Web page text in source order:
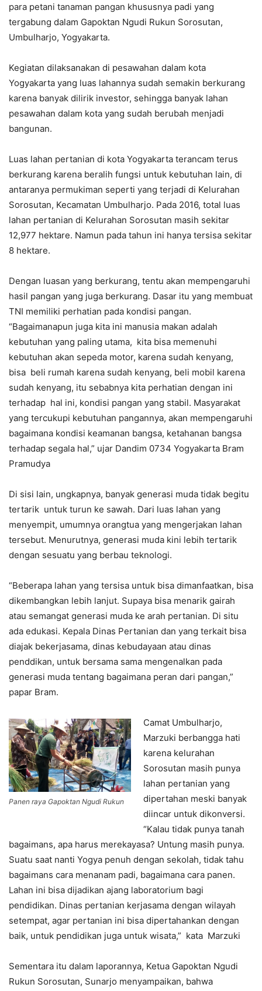
para petani tanaman pangan khususnya padi yang
tergabung dalam Gapoktan Ngudi Rukun Sorosutan,
Umbulharjo, Yogyakarta.
Kegiatan dilaksanakan di pesawahan dalam kota
Yogyakarta yang luas lahannya sudah semakin berkurang
karena banyak dilirik investor, sehingga banyak lahan
pesawahan dalam kota yang sudah berubah menjadi
bangunan.
Luas lahan pertanian di kota Yogyakarta terancam terus
berkurang karena beralih fungsi untuk kebutuhan lain, di
antaranya permukiman seperti yang terjadi di Kelurahan
Sorosutan, Kecamatan Umbulharjo. Pada 2016, total luas
lahan pertanian di Kelurahan Sorosutan masih sekitar
12,977 hektare. Namun pada tahun ini hanya tersisa sekitar
8 hektare.
Dengan luasan yang berkurang, tentu akan mempengaruhi
hasil pangan yang juga berkurang. Dasar itu yang membuat
TNI memiliki perhatian pada kondisi pangan.
“Bagaimanapun juga kita ini manusia makan adalah
kebutuhan yang paling utama, kita bisa memenuhi
kebutuhan akan sepeda motor, karena sudah kenyang,
bisa beli rumah karena sudah kenyang, beli mobil karena
sudah kenyang, itu sebabnya kita perhatian dengan ini
terhadap hal ini, kondisi pangan yang stabil. Masyarakat
yang tercukupi kebutuhan pangannya, akan mempengaruhi
bagaimana kondisi keamanan bangsa, ketahanan bangsa
terhadap segala hal,” ujar Dandim 0734 Yogyakarta Bram
Pramudya
Di sisi lain, ungkapnya, banyak generasi muda tidak begitu
tertarik untuk turun ke sawah. Dari luas lahan yang
menyempit, umumnya orangtua yang mengerjakan lahan
tersebut. Menurutnya, generasi muda kini lebih tertarik
dengan sesuatu yang berbau teknologi.
“Beberapa lahan yang tersisa untuk bisa dimanfaatkan, bisa
dikembangkan lebih lanjut. Supaya bisa menarik gairah
atau semangat generasi muda ke arah pertanian. Di situ
ada edukasi. Kepala Dinas Pertanian dan yang terkait bisa
diajak bekerjasama, dinas kebudayaan atau dinas
penddikan, untuk bersama sama mengenalkan pada
generasi muda tentang bagaimana peran dari pangan,”
papar Bram.
Panen raya Gapoktan Ngudi Rukun
Camat Umbulharjo,
Marzuki berbangga hati
karena kelurahan
Sorosutan masih punya
lahan pertanian yang
dipertahan meski banyak
diincar untuk dikonversi.
“Kalau tidak punya tanah
bagaimans, apa harus merekayasa? Untung masih punya.
Suatu saat nanti Yogya penuh dengan sekolah, tidak tahu
bagaimans cara menanam padi, bagaimana cara panen.
Lahan ini bisa dijadikan ajang laboratorium bagi
pendidikan. Dinas pertanian kerjasama dengan wilayah
setempat, agar pertanian ini bisa dipertahankan dengan
baik, untuk pendidikan juga untuk wisata,” kata Marzuki
Sementara itu dalam laporannya, Ketua Gapoktan Ngudi
Rukun Sorosutan, Sunarjo menyampaikan, bahwa